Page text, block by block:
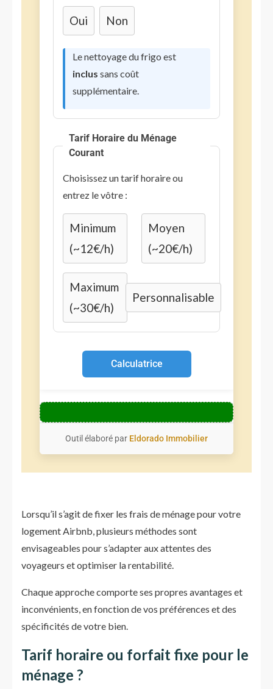
Oui Non
Le nettoyage du frigo est
inclus sans coût
supplémentaire.
Tarif Horaire du Ménage
Courant
Choisissez un tarif horaire ou
entrez le vôtre :
Minimum
(~12€/h)
Moyen
(~20€/h)
Maximum
(~30€/h)
Personnalisable
Calculatrice
Outil élaboré par Eldorado Immobilier
Lorsqu’il s’agit de fixer les frais de ménage pour votre
logement Airbnb, plusieurs méthodes sont
envisageables pour s’adapter aux attentes des
voyageurs et optimiser la rentabilité.
Chaque approche comporte ses propres avantages et
inconvénients, en fonction de vos préférences et des
spécificités de votre bien.
Tarif horaire ou forfait fixe pour le
ménage ?